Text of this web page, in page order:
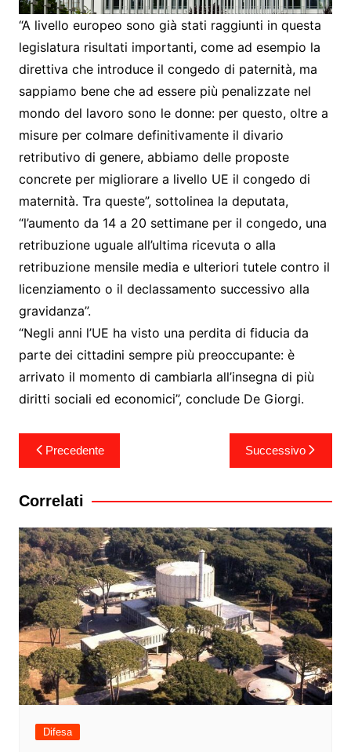
“A livello europeo sono già stati raggiunti in questa
legislatura risultati importanti, come ad esempio la
direttiva che introduce il congedo di paternità, ma
sappiamo bene che ad essere più penalizzate nel
mondo del lavoro sono le donne: per questo, oltre a
misure per colmare definitivamente il divario
retributivo di genere, abbiamo delle proposte
concrete per migliorare a livello UE il congedo di
maternità. Tra queste”, sottolinea la deputata,
“l’aumento da 14 a 20 settimane per il congedo, una
retribuzione uguale all’ultima ricevuta o alla
retribuzione mensile media e ulteriori tutele contro il
licenziamento o il declassamento successivo alla
gravidanza”.
“Negli anni l’UE ha visto una perdita di fiducia da
parte dei cittadini sempre più preoccupante: è
arrivato il momento di cambiarla all’insegna di più
diritti sociali ed economici”, conclude De Giorgi.
Navigazione
articoli
Precedente Successivo
Correlati
Difesa